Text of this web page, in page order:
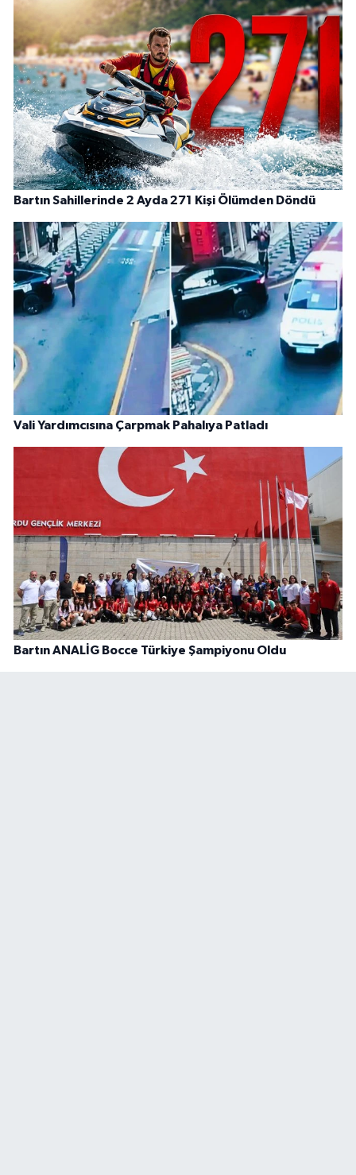
Bartın Sahillerinde 2 Ayda 271 Kişi Ölümden Döndü
Vali Yardımcısına Çarpmak Pahalıya Patladı
Bartın ANALİG Bocce Türkiye Şampiyonu Oldu